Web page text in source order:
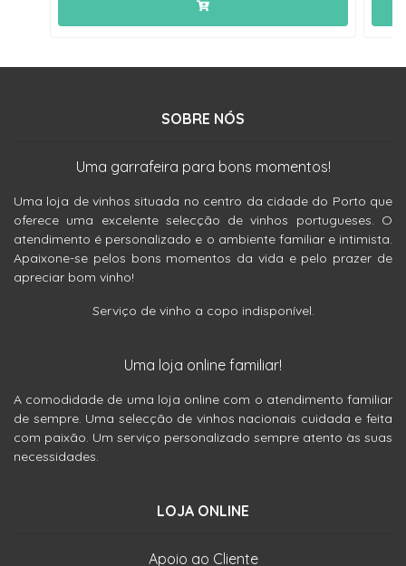
SOBRE NÓS
Uma garrafeira para bons momentos!
Uma loja de vinhos situada no centro da cidade do Porto que
oferece uma excelente selecção de vinhos portugueses. O
atendimento é personalizado e o ambiente familiar e intimista.
Apaixone-se pelos bons momentos da vida e pelo prazer de
apreciar bom vinho!
Serviço de vinho a copo indisponível.
Uma loja online familiar!
A comodidade de uma loja online com o atendimento familiar
de sempre. Uma selecção de vinhos nacionais cuidada e feita
com paixão. Um serviço personalizado sempre atento às suas
necessidades.
LOJA ONLINE
Apoio ao Cliente